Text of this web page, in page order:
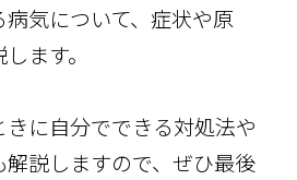
気について、症状や原
ます。
きに自分でできる対処法や
説しますので、ぜひ最後